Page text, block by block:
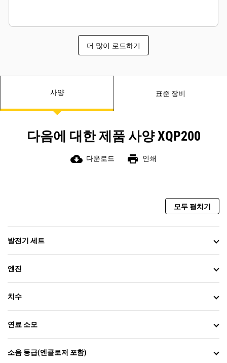
더 많이 로드하기
사양 표준 장비
다음에 대한 제품 사양 XQP200
cloud_download 다운로드 print 인쇄
모두 펼치기
발전기 세트
엔진
치수
연료 소모
소음 등급(엔클로저 포함)